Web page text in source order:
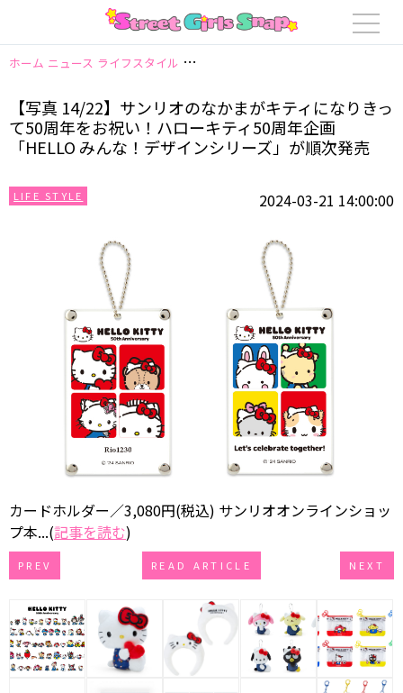
ホーム ニュース ライフスタイル 【写真 14/22】サンリオのなかまがキテ
【写真 14/22】サンリオのなかまがキティになりきっ
て50周年をお祝い！ハローキティ50周年企画
「HELLO みんな！デザインシリーズ」が順次発売
LIFE STYLE 2024-03-21 14:00:00
カードホルダー／3,080円(税込) サンリオオンラインショッ
プ本...(記事を読む)
PREV READ ARTICLE NEXT